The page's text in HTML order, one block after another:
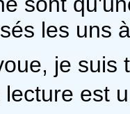
les uns
je
lecture est